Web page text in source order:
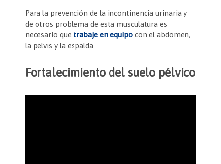
Para la prevención de la incontinencia urinaria y
de otros problema de esta musculatura es
necesario que trabaje en equipo con el abdomen,
la pelvis y la espalda.
Fortalecimiento del suelo pélvico